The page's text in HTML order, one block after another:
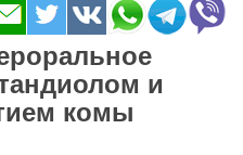
и
комы